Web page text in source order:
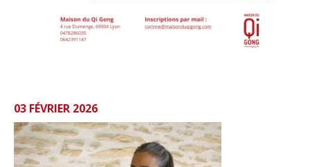
03 FÉVRIER 2026